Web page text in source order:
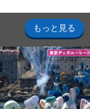
もっと見る